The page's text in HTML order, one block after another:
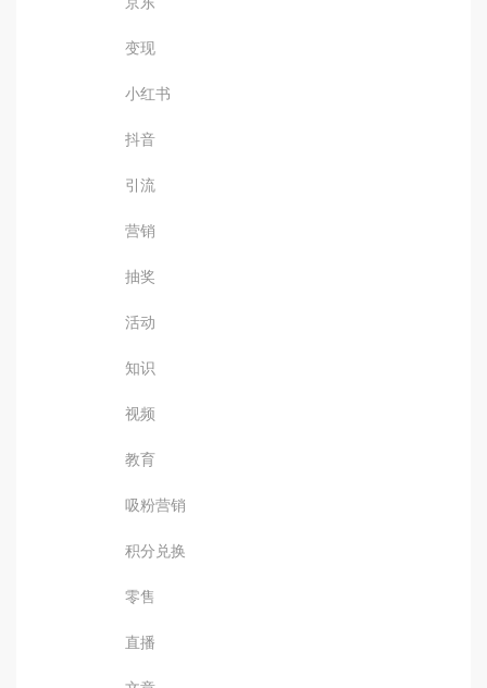
变现
小红书
抖音
引流
营销
抽奖
活动
知识
视频
教育
吸粉营销
积分兑换
零售
直播